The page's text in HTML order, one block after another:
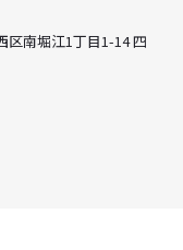
南堀江1丁目1-14 四